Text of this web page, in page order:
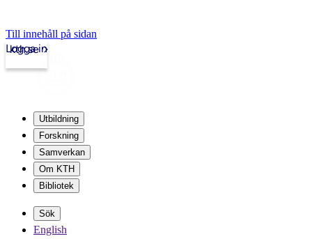
Till innehåll på sidan
kth.se
Logga in
Utbildning
Forskning
Samverkan
Om KTH
Bibliotek
Sök
English